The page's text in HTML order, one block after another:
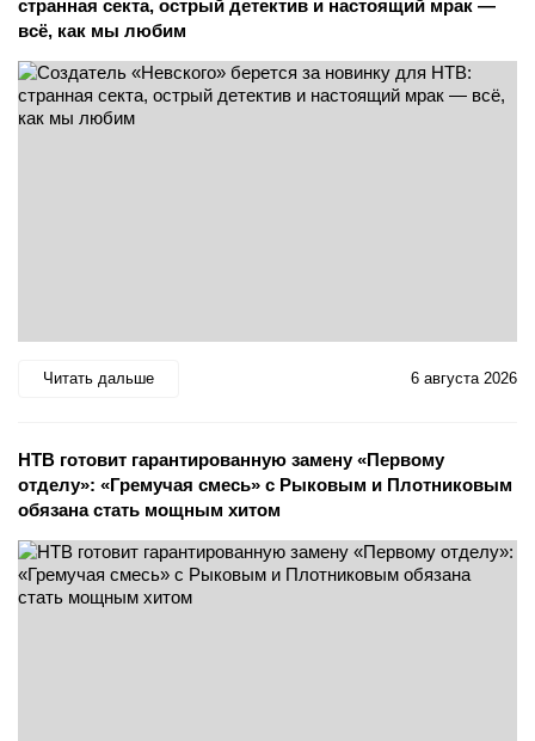
странная секта, острый детектив и настоящий мрак —
всё, как мы любим
Читать дальше 6 августа 2026
НТВ готовит гарантированную замену «Первому
отделу»: «Гремучая смесь» с Рыковым и Плотниковым
обязана стать мощным хитом